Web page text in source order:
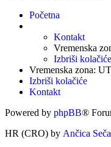
Početna
Kontakt
Vremenska
Izbriši kolačiće
Vremenska zona:
Izbriši kolačiće
Kontakt
Powered by phpBB®
HR (CRO) by Ančica